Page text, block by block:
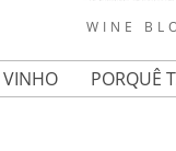
WINE
VINHO PORQUÊ